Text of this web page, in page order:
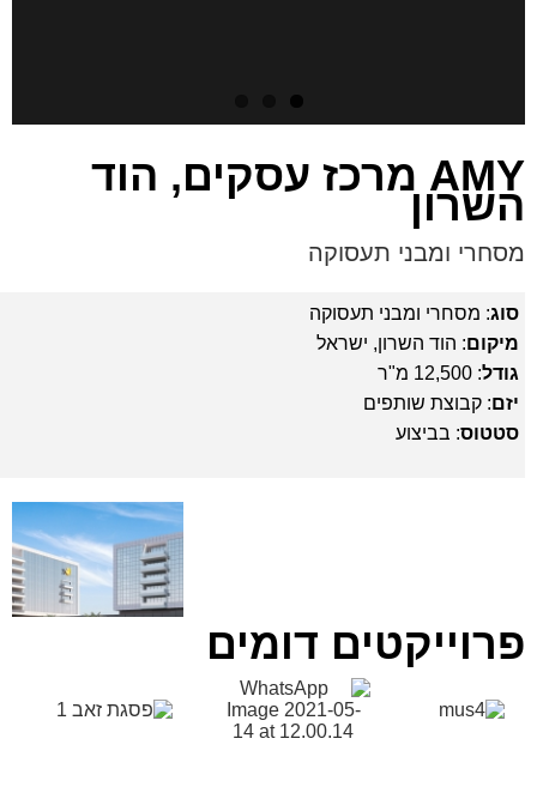
AMY מרכז עסקים, הוד
השרון
מסחרי ומבני תעסוקה
סוג: מסחרי ומבני תעסוקה
מיקום: הוד השרון, ישראל
גודל: 12,500 מ"ר
יזם: קבוצת שותפים
סטטוס: בביצוע
פרוייקטים דומים